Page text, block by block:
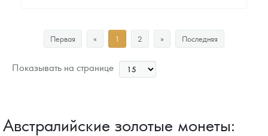
113 969 Руб.
Цена выкупа
99 841 Руб.
Первая « 1 2 » Последняя
Показывать на странице
Австралийские золотые монеты: